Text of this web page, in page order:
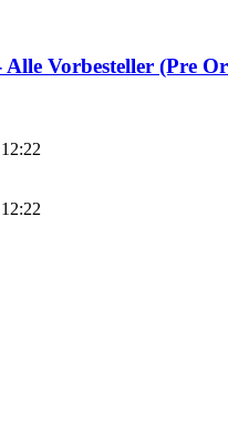
Vorbesteller (Pre